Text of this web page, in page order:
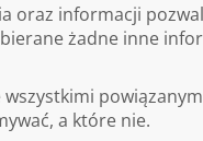
oraz informacji
żadne inne
a które nie.